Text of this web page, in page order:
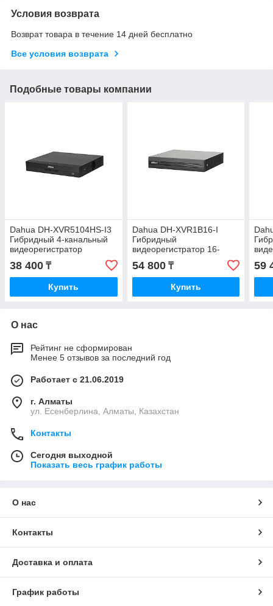
Условия возврата
Возврат товара в течение 14 дней бесплатно
Все условия возврата
Подобные товары компании
Dahua DH-XVR5104HS-I3
Гибридный 4-канальный
видеорегистратор
38 400 ₸
Купить
Dahua DH-XVR1B16-I
Гибридный
видеорегистратор 16-
канальный
54 800₸
Купить
59
О нас
Рейтинг не сформирован
Менее 5 отзывов за последний год
Работает с 21.06.2019
г. Алматы
ул. Есенберлина, Алматы, Казахстан
Контакты
Сегодня выходной
Показать весь график работы
О нас
Контакты
Доставка и оплата
График работы